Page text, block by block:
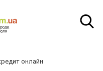
онлайн